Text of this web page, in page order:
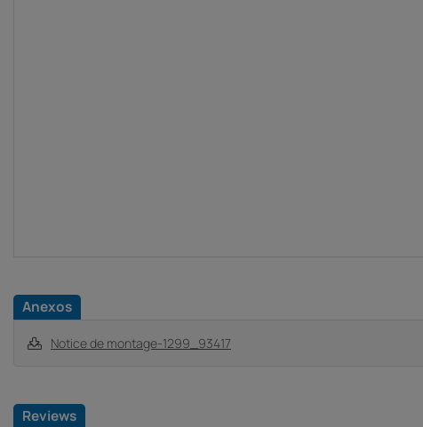
Anexos
Notice de montage-1299_93417
Reviews